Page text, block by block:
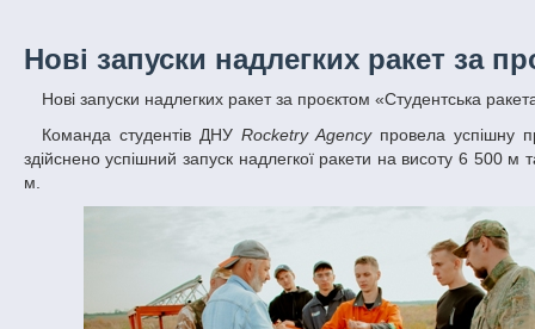
Нові запуски надлегких ракет за
Нові запуски надлегких ракет за проєктом «Студентська
Команда студентів ДНУ Rocketry Agencyпровела успішну
здійснено успішний запуск надлегкої ракети на висоту 6 500 м
м.